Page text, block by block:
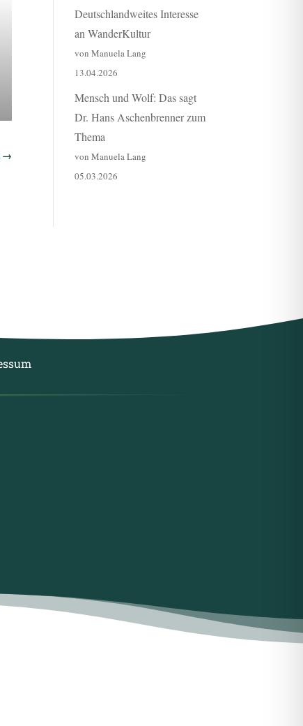
→
Deutschlandweites Interesse
an WanderKultur
von Manuela Lang
13.04.2026
Mensch und Wolf: Das sagt
Dr. Hans Aschenbrenner zum
Thema
von Manuela Lang
05.03.2026